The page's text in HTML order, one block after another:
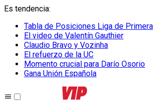
Es tendencia:
Tabla de Posiciones Liga de Primera
El video de Valentín Gauthier
Claudio Bravo y Vozinha
El refuerzo de la UC
Momento crucial para Darío Osorio
Gana Unión Española